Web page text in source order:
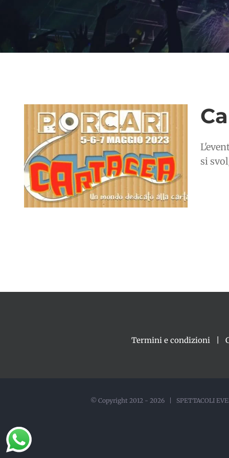
si
Termini e condizioni
© Copyright 2012 - 2026 | SPETTACOLI